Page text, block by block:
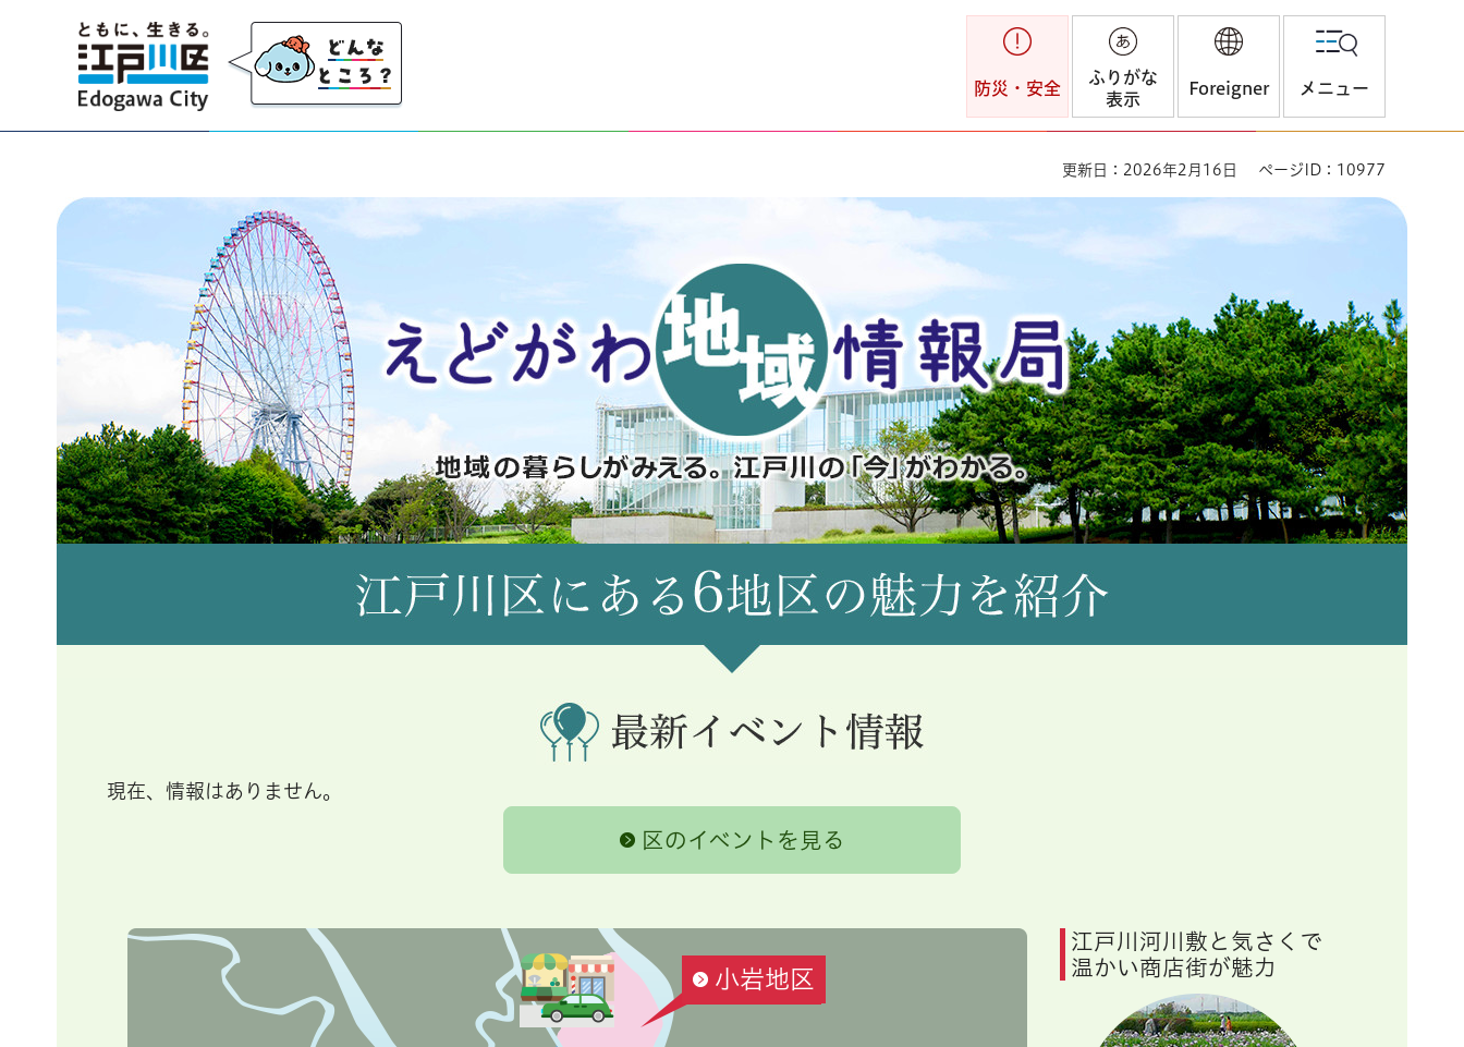
江戸川区
防災・安全
ふりがな
表示
Foreigner メニュー
更新日：2026年2月16日 ページID：10977
江戸川地域情報局 地域の暮らしがみえる。江戸川の「今」がわかる。
江戸川区にある6地区の魅力を紹介
最新イベント情報
現在、情報はありません。
区のイベントを見る
小岩地区
江戸川河川敷と気さくで
温かい商店街が魅力